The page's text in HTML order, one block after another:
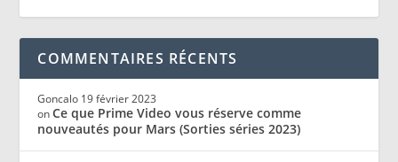
COMMENTAIRES RÉCENTS
Goncalo 19 février 2023
onCe que Prime Video vous réserve comme
nouveautés pour Mars (Sorties séries 2023)